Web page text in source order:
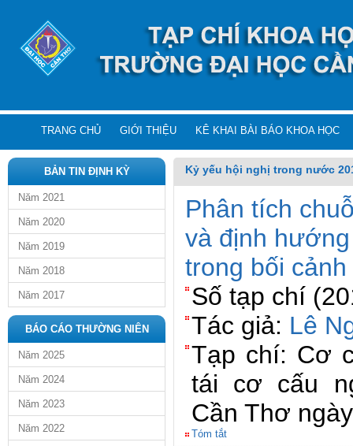
TRANG CHỦ GIỚI THIỆU KÊ KHAI BÀI BÁO KHOA HỌC
BẢN TIN ĐỊNH KỲ
Năm 2021
Năm 2020
Năm 2019
Năm 2018
Năm 2017
BÁO CÁO THƯỜNG NIÊN
Năm 2025
Năm 2024
Năm 2023
Năm 2022
Kỷ yếu hội nghị trong nước
Phân tích
và định
trong bối
Số tạp chí
Tác giả: Lê
Tạp chí: Cơ
tái cơ cấu
Cần Thơ
Tóm tắt